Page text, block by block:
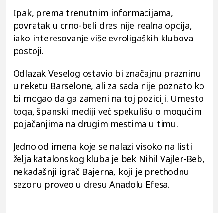
Ipak, prema trenutnim informacijama,
povratak u crno-beli dres nije realna opcija,
iako interesovanje više evroligaških klubova
postoji.
Odlazak Veselog ostavio bi značajnu prazninu
u reketu Barselone, ali za sada nije poznato ko
bi mogao da ga zameni na toj poziciji. Umesto
toga, španski mediji već spekulišu o mogućim
pojačanjima na drugim mestima u timu.
Jedno od imena koje se nalazi visoko na listi
želja katalonskog kluba je bek Nihil Vajler-Beb,
nekadašnji igrač Bajerna, koji je prethodnu
sezonu proveo u dresu Anadolu Efesa.